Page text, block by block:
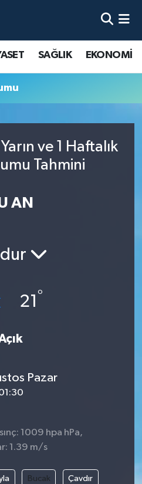
SAĞLIK EKONOMİ
ve 1 Haftalık
Tahmini
AN
21 °
Pazar
1009 hpa hPa,
1.39 m/s
Bucak Çavdır
Haritası